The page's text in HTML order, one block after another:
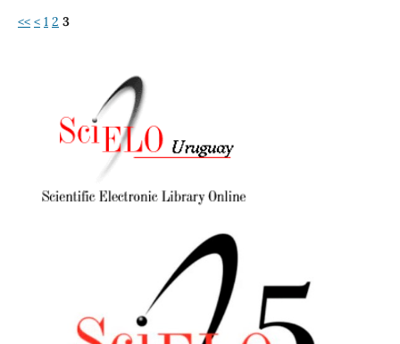
<< < 1 2 3